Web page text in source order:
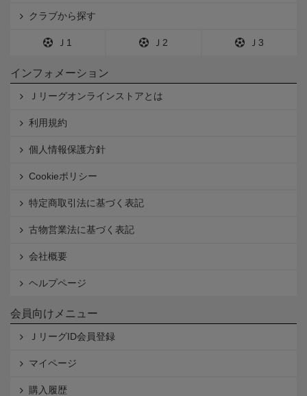
クラブから探す
Ｊ1 Ｊ2 Ｊ3
インフォメーション
Ｊリーグオンラインストアとは
利用規約
個人情報保護方針
Cookieポリシー
特定商取引法に基づく表記
古物営業法に基づく表記
会社概要
ヘルプページ
会員向けメニュー
ＪリーグID会員登録
マイページ
購入履歴